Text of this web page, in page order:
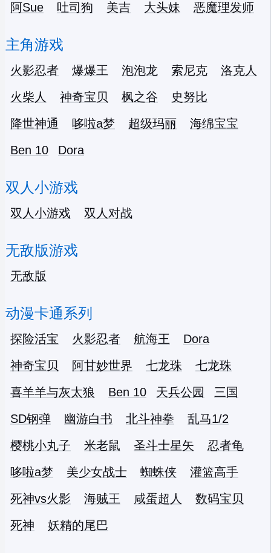
阿Sue 吐司狗 美吉 大头妹 恶魔理发师
主角游戏
火影忍者 爆爆王 泡泡龙 索尼克
洛克人
火柴人
神奇宝贝 枫之谷
史努比
降世神通
哆啦a梦 超级玛丽
海绵宝宝
Ben 10
Dora
双人小游戏
双人小游戏 双人对战
无敌版游戏
无敌版
动漫卡通系列
探险活宝 火影忍者 航海王
Dora
神奇宝贝
阿甘妙世界 七龙珠
七龙珠
喜羊羊与灰太狼
Ben 10 天兵公园
三国
SD钢弹
幽游白书 北斗神拳
乱马1/2
樱桃小丸子
米老鼠 圣斗士星矢
忍者龟
哆啦a梦
美少女战士 蜘蛛侠
灌篮高手
死神vs火影
海贼王 咸蛋超人
数码宝贝
死神
妖精的尾巴